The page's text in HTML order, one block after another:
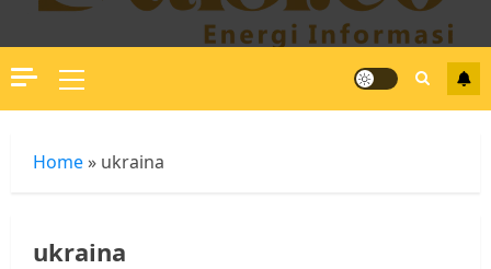
Primary
Menu
Home » ukraina
ukraina